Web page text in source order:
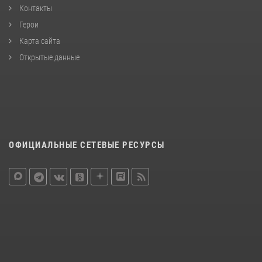
Контакты
Герои
Карта сайта
Открытые данные
ОФИЦИАЛЬНЫЕ СЕТЕВЫЕ РЕСУРСЫ